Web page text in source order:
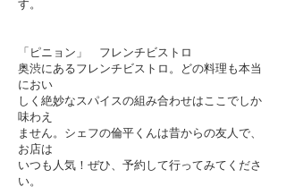
す。
「ピニョン」 フレンチビストロ
奥渋にあるフレンチビストロ。どの料理も本当
におい
しく絶妙なスパイスの組み合わせはここでしか
味わえ
ません。シェフの倫平くんは昔からの友人で、
お店は
いつも人気！ぜひ、予約して行ってみてくださ
い。